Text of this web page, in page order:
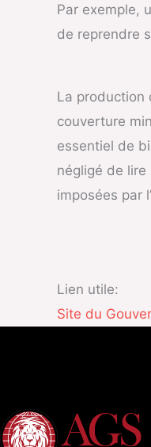
Par exemple,
de reprendre
La production
couverture
essentiel de
négligé de lire
imposées par
Lien utile:
Site du